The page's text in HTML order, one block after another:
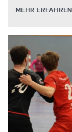
MEHR ERFAHREN